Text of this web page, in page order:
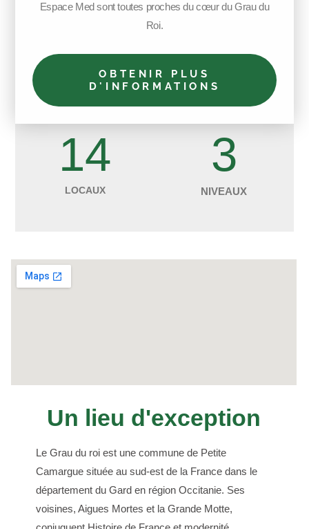
Espace Med sont toutes proches du cœur du Grau du
Roi.
OBTENIR PLUS
D'INFORMATIONS
LOCAUX
14
NIVEAUX
3
Un lieu d'exception
Le Grau du roi est une commune de Petite
Camargue située au sud-est de la France dans le
département du Gard en région Occitanie. Ses
voisines, Aigues Mortes et la Grande Motte,